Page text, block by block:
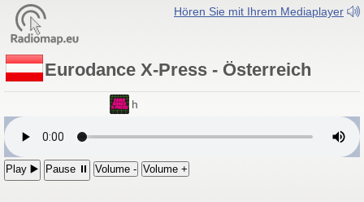
Hören Sie mit Ihrem Mediaplayer
Eurodance X-Press - Österreich
- DAB+ Österreich
Play ▶️ Pause ⏸ Volume - Volume +